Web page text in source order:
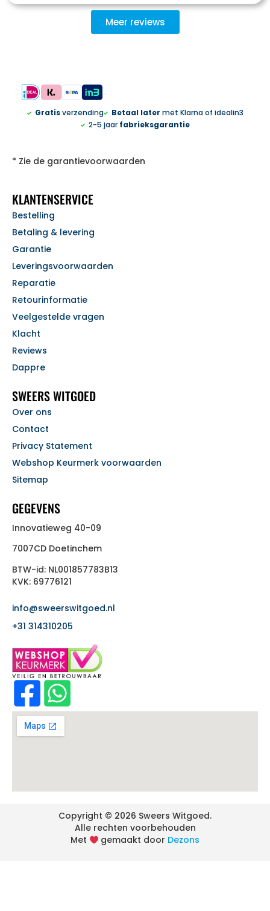
Meer reviews
Gratisverzending Betaal later met Klarna of idealin3
2-5 jaar fabrieksgarantie
* Zie de garantievoorwaarden
KLANTENSERVICE
Bestelling
Betaling & levering
Garantie
Leveringsvoorwaarden
Reparatie
Retourinformatie
Veelgestelde vragen
Klacht
Reviews
Dappre
SWEERS WITGOED
Over ons
Contact
Privacy Statement
Webshop Keurmerk voorwaarden
Sitemap
GEGEVENS
Innovatieweg 40-09
7007CD Doetinchem
BTW-id: NL001857783B13
KVK: 69776121
info@sweerswitgoed.nl
+31 314310205
Met gemaakt door Dezons
Copyright © 2026 Sweers Witgoed.
Alle rechten voorbehouden